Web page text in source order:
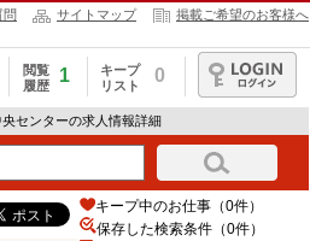
問 サイトマップ 掲載ご希望のお客様へ
閲覧
履歴
1
キープ
リスト
0
ログイン
センターの求人情報詳細
キープ中のお仕事（0件）
保存した検索条件（0件）